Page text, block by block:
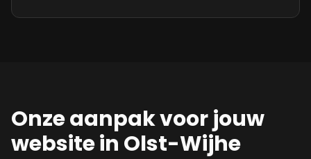
Onze aanpak voor jouw
website in Olst-Wijhe